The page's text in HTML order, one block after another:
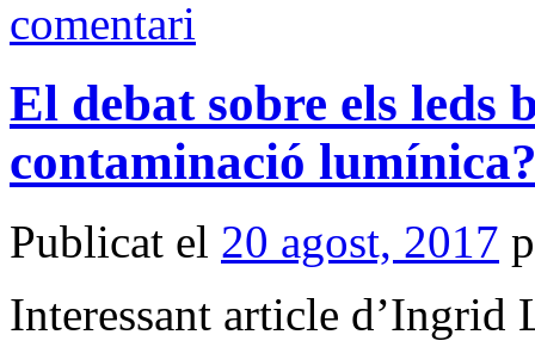
comentari
El debat sobre els leds
contaminació
Publicat el 20 agost, 2017
Interessant article d’Ingrid